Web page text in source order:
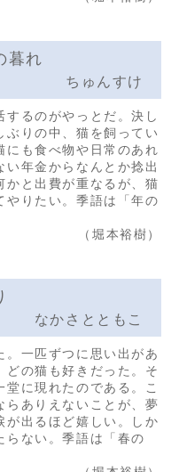
暮れ
ちゅんすけ
るのがやっとだ。決し
ぶりの中、猫を飼ってい
にも食べ物や日常のあれ
い年金からなんとか捻出
かと出費が重なるが、猫
やりたい。季語は「年の
（堀本裕樹）
なかさとともこ
。一匹ずつに思い出があ
どの猫も好きだった。そ
に現れたのである。こ
らありえないことが、夢
が出るほど嬉しい。しか
らない。季語は「春の